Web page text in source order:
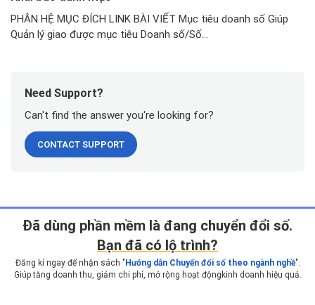
PHÂN HỆ MỤC ĐÍCH LINK BÀI VIẾT Mục tiêu doanh số Giúp
Quản lý giao được mục tiêu Doanh số/Số...
Need Support?
Can't find the answer you're looking for?
CONTACT SUPPORT
Ðã dùng phần mềm là đang chuyển đổi số.
Bạn đã có lộ trình?
Đăng kí ngay để nhận sách " Hướng dẫn Chuyển đổi số theo ngành nghề".
Giúp tăng doanh thu, giảm chi phí, mở rộng hoạt động kinh doanh hiệu quả.